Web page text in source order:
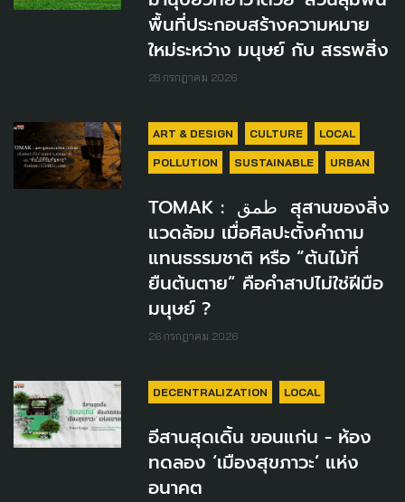
พื้นที่ประกอบสร้างความหมาย
ใหม่ระหว่าง มนุษย์ กับ สรรพสิ่ง
28 กรกฎาคม 2026
ART & DESIGN CULTURE LOCAL
POLLUTION SUSTAINABLE URBAN
TOMAK : طمق สุสานของสิ่ง
แวดล้อม เมื่อศิลปะตั้งคำถาม
แทนธรรมชาติ หรือ “ต้นไม้ที่
ยืนต้นตาย” คือคำสาปไม่ใช่ฝีมือ
มนุษย์ ?
26 กรกฎาคม 2026
DECENTRALIZATION LOCAL
อีสานสุดเดิ้น ขอนแก่น - ห้อง
ทดลอง ‘เมืองสุขภาวะ’ แห่ง
อนาคต